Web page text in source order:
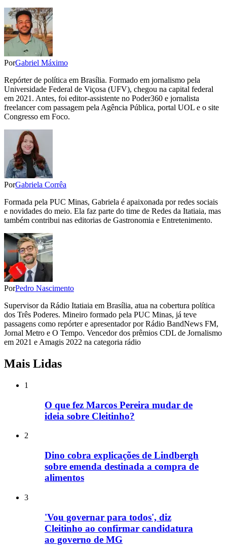
PorGabriel Máximo
Repórter de política em Brasília. Formado em jornalismo pela
Universidade Federal de Viçosa (UFV), chegou na capital federal
em 2021. Antes, foi editor-assistente no Poder360 e jornalista
freelancer com passagem pela Agência Pública, portal UOL e o site
Congresso em Foco.
PorGabriela Corrêa
Formada pela PUC Minas, Gabriela é apaixonada por redes sociais
e novidades do meio. Ela faz parte do time de Redes da Itatiaia, mas
também contribui nas editorias de Gastronomia e Entretenimento.
PorPedro Nascimento
Supervisor da Rádio Itatiaia em Brasília, atua na cobertura política
dos Três Poderes. Mineiro formado pela PUC Minas, já teve
passagens como repórter e apresentador por Rádio BandNews FM,
Jornal Metro e O Tempo. Vencedor dos prêmios CDL de Jornalismo
em 2021 e Amagis 2022 na categoria rádio
Mais Lidas
1
O que fez Marcos Pereira mudar de
ideia sobre Cleitinho?
2
Dino cobra explicações de Lindbergh
sobre emenda destinada a compra de
alimentos
3
'Vou governar para todos', diz
Cleitinho ao confirmar candidatura
ao governo de MG